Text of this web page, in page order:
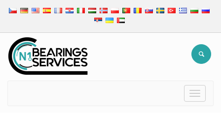
Toggle